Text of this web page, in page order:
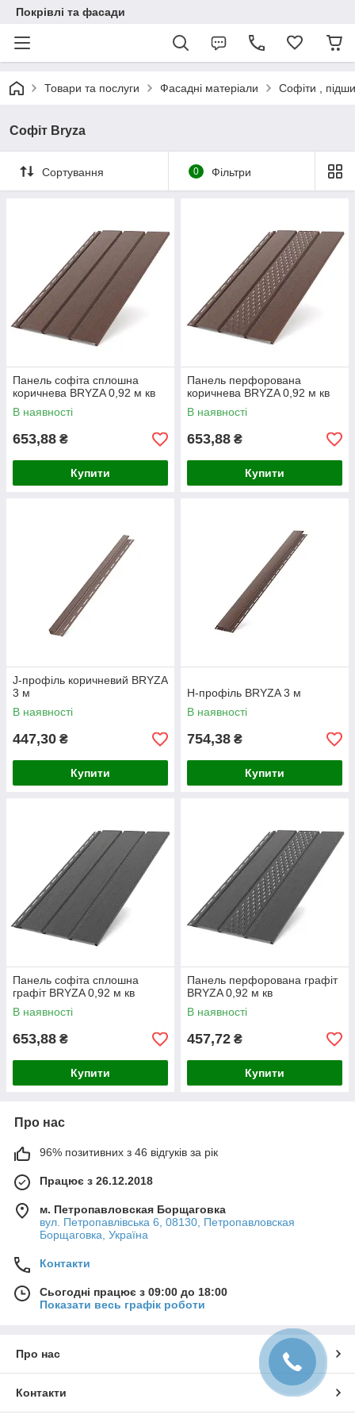
Покрівлі та фасади
Товари та послуги Фасадні матеріали Софіти ,
Софіт Bryza
Сортування 0 Фільтри
Панель софіта сплошна
коричнева BRYZA 0,92 м кв
В наявності
653,88 ₴
Купити
Панель перфорована
коричнева BRYZA 0,92 м кв
В наявності
653,88 ₴
Купити
J-профіль коричневий BRYZA
3 м
В наявності
447,30 ₴
Купити
Н-профіль BRYZA 3 м
В наявності
754,38 ₴
Купити
Панель софіта сплошна
графіт BRYZA 0,92 м кв
В наявності
653,88 ₴
Купити
Панель перфорована графіт
BRYZA 0,92 м кв
В наявності
457,72 ₴
Купити
Про нас
96% позитивних з 46 відгуків за рік
Працює з 26.12.2018
м. Петропавловская Борщаговка
вул. Петропавлівська 6, 08130, Петропавловская
Борщаговка, Україна
Контакти
Сьогодні працює з 09:00 до 18:00
Показати весь графік роботи
Про нас
Контакти